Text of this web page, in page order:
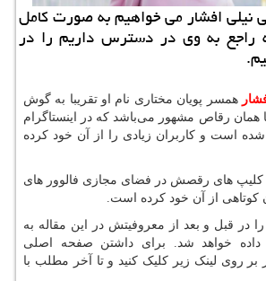
نیلی افشار می خواهیم به صورت كامل
راجع به وی در دسترس داریم را در
همسر پویان مختاری نام او تقریبا به گوش
همان رقاص مشهور می‌باشد که در اینستاگرام
است و کاربران زیادی را از آن خود کرده
کلیپ های‌‌ رقصش در فضای مجازی فالوور های‌‌
کوتاهی از آن خود کرده است.
در قبل و بعد از معروفیتش در این مقاله به
خواهد شد. برای داشتن صفحه اصلی
بر روی لینک زیر کلیک کنید و تا آخر مطلب با